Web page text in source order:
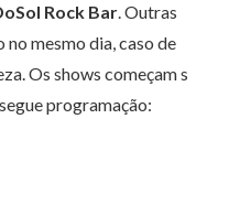
Rock Bar. Outras
mesmo dia, caso de
Os shows começam s
programação: